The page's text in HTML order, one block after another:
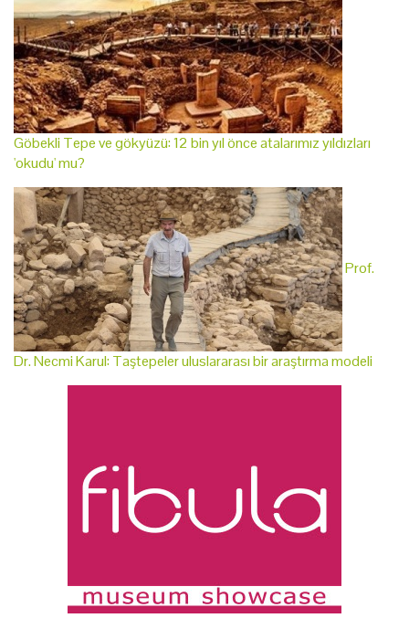
Göbekli Tepe ve gökyüzü: 12 bin yıl önce atalarımız yıldızları
'okudu' mu?
Prof.
Dr. Necmi Karul: Taştepeler uluslararası bir araştırma modeli